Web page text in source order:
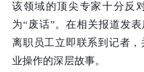
该领域的顶尖专家十分反
为“废话”。在相关报道发
离职员工立即联系到记者
业操作的深层故事。